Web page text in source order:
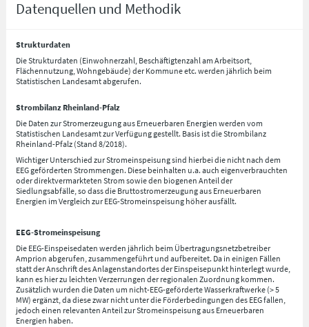
Datenquellen und Methodik
Strukturdaten
Die Strukturdaten (Einwohnerzahl, Beschäftigtenzahl am Arbeitsort,
Flächennutzung, Wohngebäude) der Kommune etc. werden jährlich beim
Statistischen Landesamt abgerufen.
Strombilanz Rheinland-Pfalz
Die Daten zur Stromerzeugung aus Erneuerbaren Energien werden vom
Statistischen Landesamt zur Verfügung gestellt. Basis ist die Strombilanz
Rheinland-Pfalz (Stand 8/2018).
Wichtiger Unterschied zur Stromeinspeisung sind hierbei die nicht nach dem
EEG geförderten Strommengen. Diese beinhalten u.a. auch eigenverbrauchten
oder direktvermarkteten Strom sowie den biogenen Anteil der
Siedlungsabfälle, so dass die Bruttostromerzeugung aus Erneuerbaren
Energien im Vergleich zur EEG-Stromeinspeisung höher ausfällt.
EEG-Stromeinspeisung
Die EEG-Einspeisedaten werden jährlich beim Übertragungsnetzbetreiber
Amprion abgerufen, zusammengeführt und aufbereitet. Da in einigen Fällen
statt der Anschrift des Anlagenstandortes der Einspeisepunkt hinterlegt wurde,
kann es hier zu leichten Verzerrungen der regionalen Zuordnung kommen.
Zusätzlich wurden die Daten um nicht-EEG-geförderte Wasserkraftwerke (> 5
MW) ergänzt, da diese zwar nicht unter die Förderbedingungen des EEG fallen,
jedoch einen relevanten Anteil zur Stromeinspeisung aus Erneuerbaren
Energien haben.